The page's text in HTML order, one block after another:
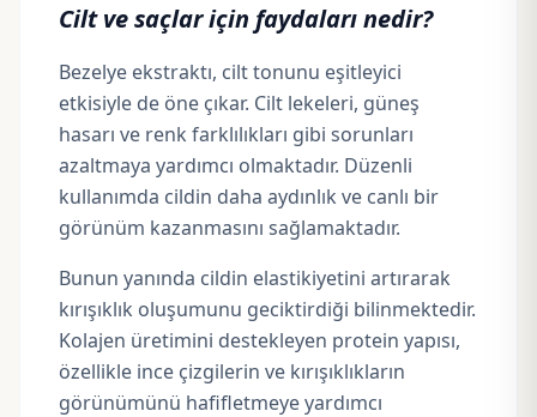
Cilt ve saçlar için faydaları nedir?
Bezelye ekstraktı, cilt tonunu eşitleyici
etkisiyle de öne çıkar. Cilt lekeleri, güneş
hasarı ve renk farklılıkları gibi sorunları
azaltmaya yardımcı olmaktadır. Düzenli
kullanımda cildin daha aydınlık ve canlı bir
görünüm kazanmasını sağlamaktadır.
Bunun yanında cildin elastikiyetini artırarak
kırışıklık oluşumunu geciktirdiği bilinmektedir.
Kolajen üretimini destekleyen protein yapısı,
özellikle ince çizgilerin ve kırışıklıkların
görünümünü hafifletmeye yardımcı